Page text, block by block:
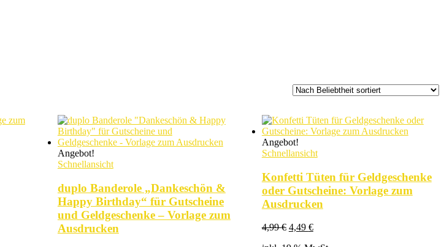
Angebot!
Schnellansicht
duplo Banderole „Dankeschön &
Happy Birthday“ für Gutscheine
und Geldgeschenke – Vorlage zum
Ausdrucken
Angebot!
Schnellansicht
Konfetti Tüten für Geldgeschenke
oder Gutscheine: Vorlage zum
Ausdrucken
4,99€ Ursprünglicher
4,49 €Aktueller